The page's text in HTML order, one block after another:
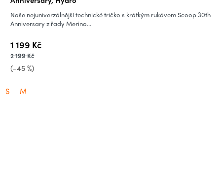
1 199 Kč
2 199 Kč
(–45 %)
Naše nejuniverzálnější technické tričko s krátkým rukávem Scoop 30th
Anniversary z řady Merino...
S M